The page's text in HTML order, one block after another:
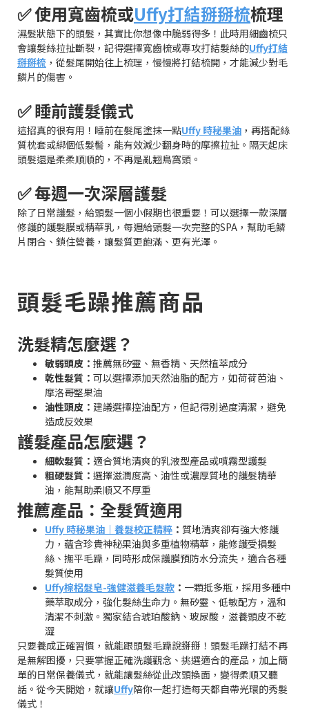
✅ 使用寬齒梳或Uffy打結掰掰梳梳理
濕髮狀態下的頭髮，其實比你想像中脆弱得多！此時用細齒梳只
會讓髮絲拉扯斷裂，記得選擇寬齒梳或專攻打結髮絲的Uffy打結
掰掰梳 ，從髮尾開始往上梳理，慢慢將打結梳開，才能減少對毛
鱗片的傷害。
✅ 睡前護髮儀式
這招真的很有用！睡前在髮尾塗抹一點Uffy 時秘果油 ，再搭配絲
質枕套或綁個低髮髻，能有效減少翻身時的摩擦拉扯。隔天起床
頭髮還是柔柔順順的，不再是亂翹鳥窩頭。
✅ 每週一次深層護髮
除了日常護髮，給頭髮一個小假期也很重要！可以選擇一款深層
修護的護髮膜或精華乳，每週給頭髮一次完整的SPA，幫助毛鱗
片閉合、鎖住營養，讓髮質更飽滿、更有光澤。
頭髮毛躁推薦商品
洗髮精怎麼選？
敏弱頭皮： 推薦無矽靈、無香精、天然植萃成分
乾性髮質： 可以選擇添加天然油脂的配方，如荷荷芭油、
摩洛哥堅果油
油性頭皮： 建議選擇控油配方，但記得別過度清潔，避免
造成反效果
護髮產品怎麼選？
細軟髮質： 適合質地清爽的乳液型產品或噴霧型護髮
粗硬髮質： 選擇滋潤度高、油性或濃厚質地的護髮精華
油，能幫助柔順又不厚重
推薦產品：全髮質適用
Uffy 時秘果油｜養髮校正精粹 ： 質地清爽卻有強大修護
力，蘊含珍貴神秘果油與多重植物精華，能修護受損髮
絲、撫平毛躁，同時形成保護膜預防水分流失，適合各種
髮質使用
Uffy棕梠髮皂-強健滋養毛髮款 ： 一顆抵多瓶，採用多種中
藥萃取成分，強化髮絲生命力。無矽靈、低敏配方，溫和
清潔不刺激。獨家結合琥珀酸鈉、玻尿酸，滋養頭皮不乾
澀
只要養成正確習慣，就能跟頭髮毛躁說掰掰！頭髮毛躁打結不再
是無解困擾，只要掌握正確洗護觀念、挑選適合的產品，加上簡
單的日常保養儀式，就能讓髮絲從此改頭換面，變得柔順又聽
話。從今天開始，就讓Uffy陪你一起打造每天都自帶光環的秀髮
儀式！